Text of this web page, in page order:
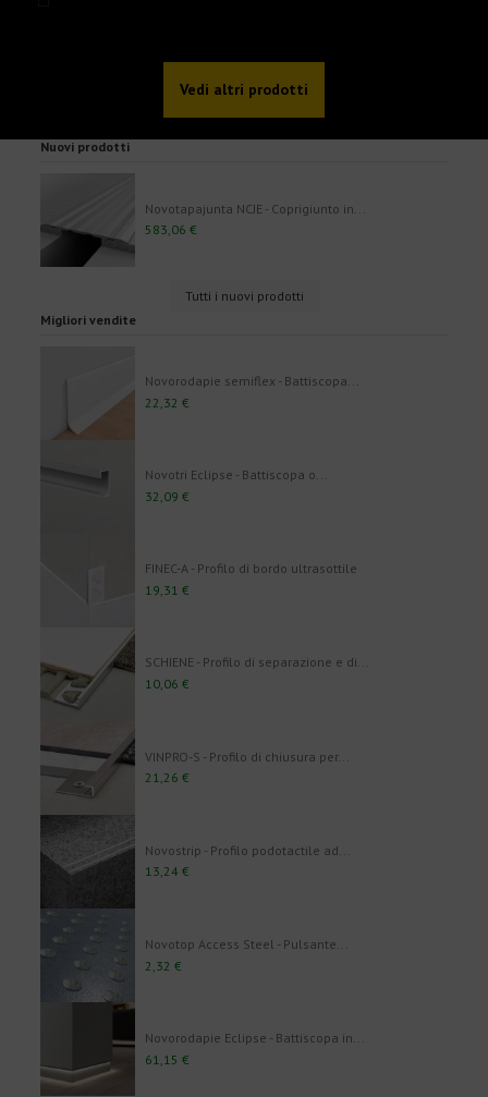
Vedi altri prodotti
Nuovi prodotti
Novotapajunta NCJE - Coprigiunto in...
583,06 €
Tutti i nuovi prodotti
Migliori vendite
Novorodapie semiflex - Battiscopa...
22,32 €
Novotri Eclipse - Battiscopa o...
32,09 €
FINEC-A - Profilo di bordo ultrasottile
19,31 €
SCHIENE - Profilo di separazione e di...
10,06 €
VINPRO-S - Profilo di chiusura per...
21,26 €
Novostrip - Profilo podotactile ad...
13,24 €
Novotop Access Steel - Pulsante...
2,32 €
Novorodapie Eclipse - Battiscopa in...
61,15 €